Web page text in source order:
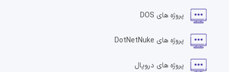
پروژه های DOS
پروژه های DotNetNuke
پروژه های دروپال